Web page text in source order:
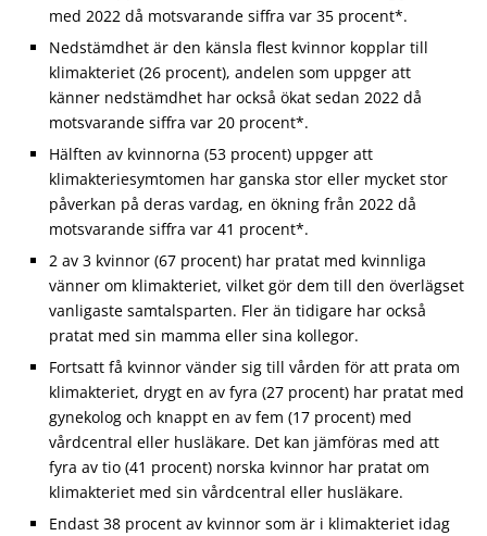
med 2022 då motsvarande siffra var 35 procent*.
Nedstämdhet är den känsla flest kvinnor kopplar till
klimakteriet (26 procent), andelen som uppger att
känner nedstämdhet har också ökat sedan 2022 då
motsvarande siffra var 20 procent*.
Hälften av kvinnorna (53 procent) uppger att
klimakteriesymtomen har ganska stor eller mycket stor
påverkan på deras vardag, en ökning från 2022 då
motsvarande siffra var 41 procent*.
2 av 3 kvinnor (67 procent) har pratat med kvinnliga
vänner om klimakteriet, vilket gör dem till den överlägset
vanligaste samtalsparten. Fler än tidigare har också
pratat med sin mamma eller sina kollegor.
Fortsatt få kvinnor vänder sig till vården för att prata om
klimakteriet, drygt en av fyra (27 procent) har pratat med
gynekolog och knappt en av fem (17 procent) med
vårdcentral eller husläkare. Det kan jämföras med att
fyra av tio (41 procent) norska kvinnor har pratat om
klimakteriet med sin vårdcentral eller husläkare.
Endast 38 procent av kvinnor som är i klimakteriet idag